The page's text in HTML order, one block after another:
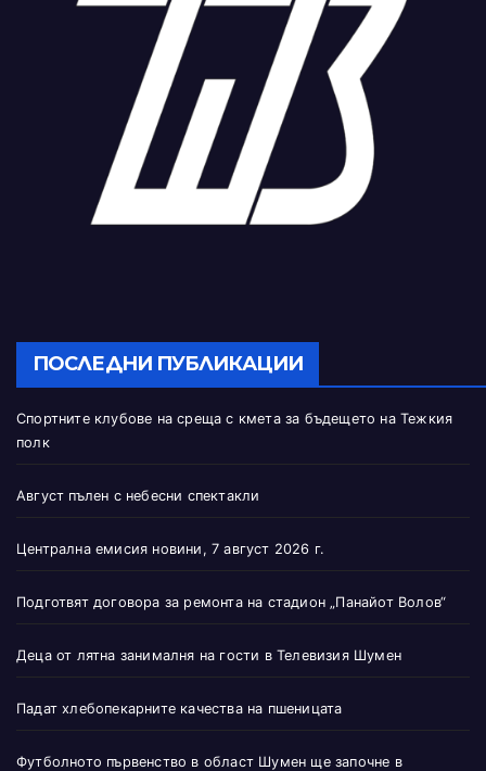
ПОСЛЕДНИ ПУБЛИКАЦИИ
Спортните клубове на среща с кмета за бъдещето на Тежкия
полк
Август пълен с небесни спектакли
Централна емисия новини, 7 август 2026 г.
Подготвят договора за ремонта на стадион „Панайот Волов“
Деца от лятна занималня на гости в Телевизия Шумен
Падат хлебопекарните качества на пшеницата
Футболното първенство в област Шумен ще започне в